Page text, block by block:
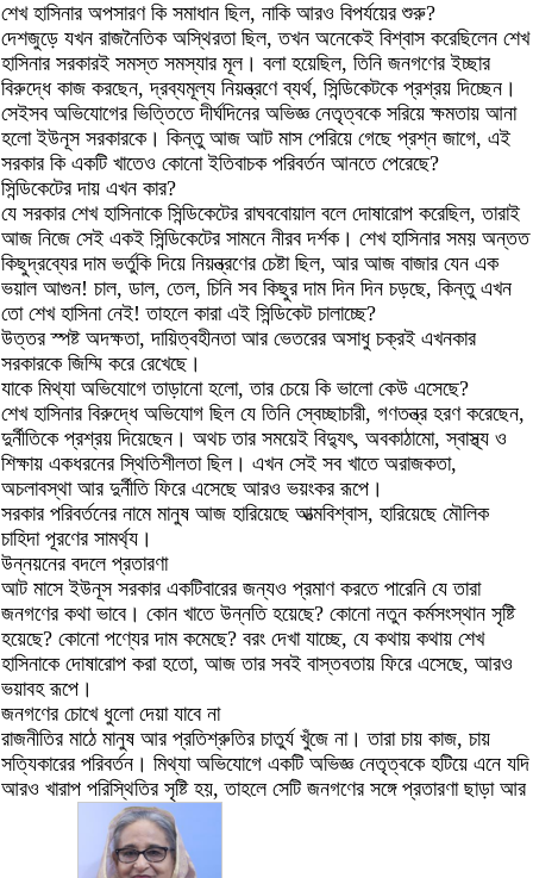
শেখ হাসিনার অপসারণ কি সমাধান ছিল, নাকি আরও বিপর্যয়ের শুরু?
দেশজুড়ে যখন রাজনৈতিক অস্থিরতা ছিল, তখন অনেকেই বিশ্বাস করেছিলেন শেখ
হাসিনার সরকারই সমস্ত সমস্যার মূল। বলা হয়েছিল, তিনি জনগণের ইচ্ছার
বিরুদ্ধে কাজ করছেন, দ্রব্যমূল্য নিয়ন্ত্রণে ব্যর্থ, সিন্ডিকেটকে প্রশ্রয় দিচ্ছেন।
সেইসব অভিযোগের ভিত্তিতে দীর্ঘদিনের অভিজ্ঞ নেতৃত্বকে সরিয়ে ক্ষমতায় আনা
হলো ইউনূস সরকারকে। কিন্তু আজ আট মাস পেরিয়ে গেছে প্রশ্ন জাগে, এই
সরকার কি একটি খাতেও কোনো ইতিবাচক পরিবর্তন আনতে পেরেছে?
সিন্ডিকেটের দায় এখন কার?
যে সরকার শেখ হাসিনাকে সিন্ডিকেটের রাঘববোয়াল বলে দোষারোপ করেছিল, তারাই
আজ নিজে সেই একই সিন্ডিকেটের সামনে নীরব দর্শক। শেখ হাসিনার সময় অন্তত
কিছুদ্রব্যের দাম ভর্তুকি দিয়ে নিয়ন্ত্রণের চেষ্টা ছিল, আর আজ বাজার যেন এক
ভয়াল আগুন! চাল, ডাল, তেল, চিনি সব কিছুর দাম দিন দিন চড়ছে, কিন্তু এখন
তো শেখ হাসিনা নেই! তাহলে কারা এই সিন্ডিকেট চালাচ্ছে?
উত্তর স্পষ্ট অদক্ষতা, দায়িত্বহীনতা আর ভেতরের অসাধু চক্রই এখনকার
সরকারকে জিম্মি করে রেখেছে।
যাকে মিথ্যা অভিযোগে তাড়ানো হলো, তার চেয়ে কি ভালো কেউ এসেছে?
শেখ হাসিনার বিরুদ্ধে অভিযোগ ছিল যে তিনি স্বেচ্ছাচারী, গণতন্ত্র হরণ করেছেন,
দুর্নীতিকে প্রশ্রয় দিয়েছেন। অথচ তার সময়েই বিদ্যুৎ, অবকাঠামো, স্বাস্থ্য ও
শিক্ষায় একধরনের স্থিতিশীলতা ছিল। এখন সেই সব খাতে অরাজকতা,
অচলাবস্থা আর দুর্নীতি ফিরে এসেছে আরও ভয়ংকর রূপে।
সরকার পরিবর্তনের নামে মানুষ আজ হারিয়েছে আত্মবিশ্বাস, হারিয়েছে মৌলিক
চাহিদা পূরণের সামর্থ্য।
উন্নয়নের বদলে প্রতারণা
আট মাসে ইউনূস সরকার একটিবারের জন্যও প্রমাণ করতে পারেনি যে তারা
জনগণের কথা ভাবে। কোন খাতে উন্নতি হয়েছে? কোনো নতুন কর্মসংস্থান সৃষ্টি
হয়েছে? কোনো পণ্যের দাম কমেছে? বরং দেখা যাচ্ছে, যে কথায় কথায় শেখ
হাসিনাকে দোষারোপ করা হতো, আজ তার সবই বাস্তবতায় ফিরে এসেছে, আরও
ভয়াবহ রূপে।
জনগণের চোখে ধুলো দেয়া যাবে না
রাজনীতির মাঠে মানুষ আর প্রতিশ্রুতির চাতুর্য খুঁজে না। তারা চায় কাজ, চায়
সত্যিকারের পরিবর্তন। মিথ্যা অভিযোগে একটি অভিজ্ঞ নেতৃত্বকে হটিয়ে এনে যদি
আরও খারাপ পরিস্থিতির সৃষ্টি হয়, তাহলে সেটি জনগণের সঙ্গে প্রতারণা ছাড়া আর